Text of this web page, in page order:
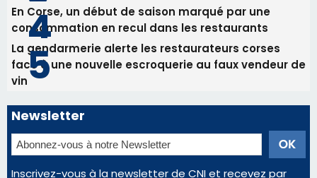
Inscrivez-vous à la newsletter de CNI et recevez par
email les infos les plus importantes et une sélection de
nos meilleurs articles
Régie publicitaire